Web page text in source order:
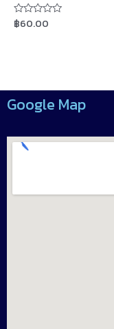
Rated
0
฿60.00
Google Map